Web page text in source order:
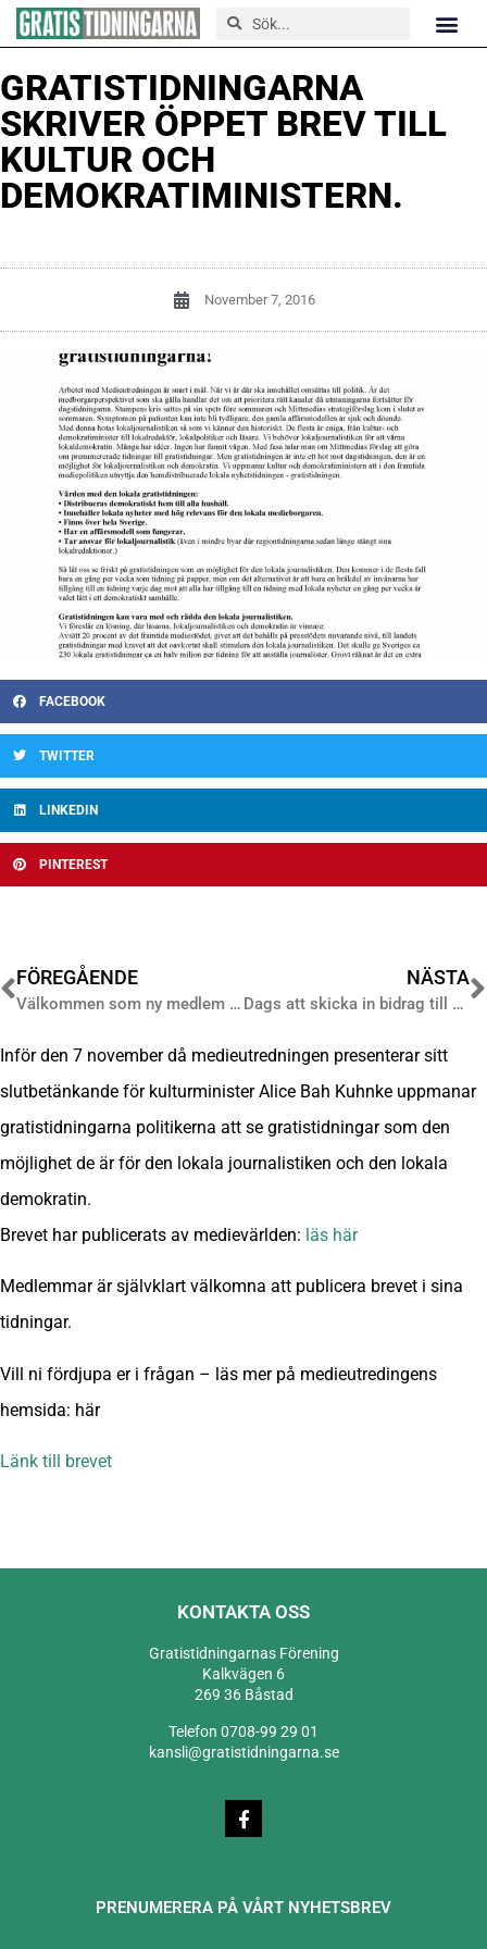
GRATISTIDNINGARNA
SKRIVER ÖPPET BREV TILL
KULTUR OCH
DEMOKRATIMINISTERN.
November 7, 2016
FACEBOOK
TWITTER
LINKEDIN
PINTEREST
FÖREGÅENDE
Välkommen som ny medlem – Veckovis!
NÄSTA
Dags att skicka in bidrag till Årets gratistidning!
Inför den 7 november då medieutredningen presenterar sitt
slutbetänkande för kulturminister Alice Bah Kuhnke uppmanar
gratistidningarna politikerna att se gratistidningar som den
möjlighet de är för den lokala journalistiken och den lokala
demokratin.
Brevet har publicerats av medievärlden: läs här
Medlemmar är självklart välkomna att publicera brevet i sina
tidningar.
Vill ni fördjupa er i frågan – läs mer på medieutredingens
hemsida: här
Länk till brevet
KONTAKTA OSS
Gratistidningarnas Förening
Kalkvägen 6
269 36 Båstad
Telefon 0708-99 29 01
kansli@gratistidningarna.se
PRENUMERERA PÅ VÅRT NYHETSBREV